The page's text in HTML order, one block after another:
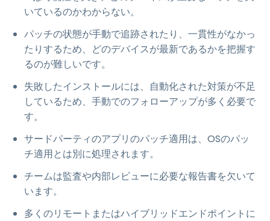
いているのかわからない。
パッチの状態が手動で追跡されたり、一貫性がなかっ
たりするため、どのデバイスが最新であるかを把握す
るのが難しいです。
失敗したインストールには、自動化された対策が不足
しているため、手動でのフォローアップが多く必要で
す。
サードパーティのアプリのパッチ適用は、OSのパッ
チ適用とは別に処理されます。
チームは監査や内部レビューに必要な報告書を欠いて
います。
多くのリモートまたはハイブリッドエンドポイントに